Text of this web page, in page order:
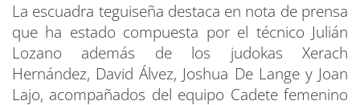
La escuadra teguiseña destaca en nota de prensa
que ha estado compuesta por el técnico Julián
Lozano además de los judokas Xerach
Hernández, David Álvez, Joshua De Lange y Joan
Lajo, acompañados del equipo Cadete femenino